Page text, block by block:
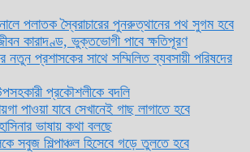
পলাতক স্বৈরাচারের পুনরুত্থানের পথ সুগম হবে
কারাদণ্ড, ভুক্তভোগী পাবে ক্ষতিপূরণ
নতুন প্রশাসকের সাথে সম্মিলিত ব্যবসায়ী পরিষদের
প্রকৌশলীকে বদলি
পাওয়া যাবে সেখানেই গাছ লাগাতে হবে
ভাষায় কথা বলছে
সবুজ শিল্পাঞ্চল হিসেবে গড়ে তুলতে হবে